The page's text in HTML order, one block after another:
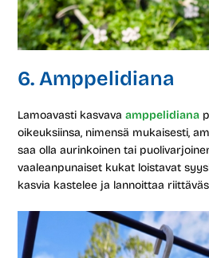
6. Amppelidiana
Lamoavasti kasvavaamppelidiana
oikeuksiinsa, nimensä mukaisesti,
saa olla aurinkoinen tai
vaaleanpunaiset kukat loistavat
kasvia kastelee ja lannoittaa